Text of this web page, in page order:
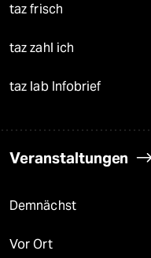
taz frisch
taz zahl ich
taz lab Infobrief
Veranstaltungen
Demnächst
Vor Ort